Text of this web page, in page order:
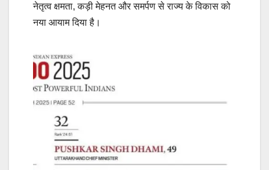
नेतृत्व क्षमता, कड़ी मेहनत और समर्पण से राज्य के विकास को
नया आयाम दिया है।